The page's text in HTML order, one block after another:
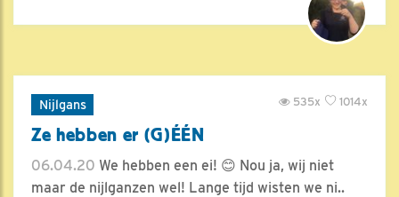
Nijlgans 1014x
535x
Ze hebben er (G)ÉÉN
06.04.20 We hebben een ei! 😊 Nou ja, wij niet
maar de nijlganzen wel! Lange tijd wisten we ni..